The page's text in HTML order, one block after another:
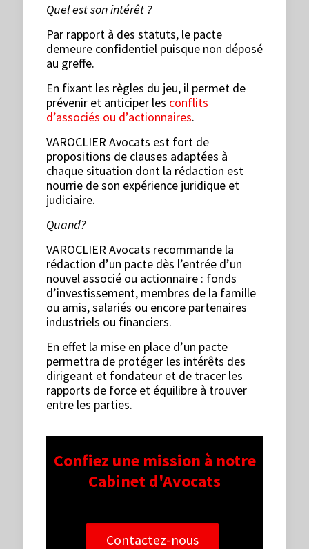
Quel est son intérêt ?
Par rapport à des statuts, le pacte
demeure confidentiel puisque non déposé
au greffe.
En fixant les règles du jeu, il permet de
prévenir et anticiper les conflits
d’associés ou d’actionnaires.
VAROCLIER Avocats est fort de
propositions de clauses adaptées à
chaque situation dont la rédaction est
nourrie de son expérience juridique et
judiciaire.
Quand?
VAROCLIER Avocats recommande la
rédaction d’un pacte dès l’entrée d’un
nouvel associé ou actionnaire : fonds
d’investissement, membres de la famille
ou amis, salariés ou encore partenaires
industriels ou financiers.
En effet la mise en place d’un pacte
permettra de protéger les intérêts des
dirigeant et fondateur et de tracer les
rapports de force et équilibre à trouver
entre les parties.
Confiez une mission à notre
Cabinet d'Avocats
Contactez-nous